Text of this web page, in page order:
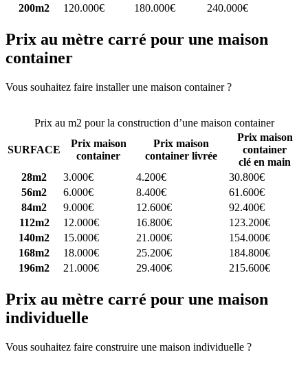
200m2
120.000€ 180.000€ 240.000€
Prix au mètre carré pour une maison
container
Vous souhaitez faire installer une maison container ?
Prix au m2 pour la construction d’une maison container
SURFACE
Prix maison
container
Prix maison
container livrée
Prix maison
container
clé en main
28m2
3.000€ 4.200€
30.800€
56m2
6.000€ 8.400€
61.600€
84m2
9.000€ 12.600€
92.400€
112m2
12.000€ 16.800€
123.200€
140m2
15.000€ 21.000€
154.000€
168m2
18.000€ 25.200€
184.800€
196m2
21.000€ 29.400€ 215.600€
Prix au mètre carré pour une maison
individuelle
Vous souhaitez faire construire une maison individuelle ?